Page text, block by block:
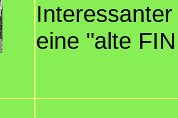
eine "alte